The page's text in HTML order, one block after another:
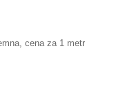
cena za 1 metr